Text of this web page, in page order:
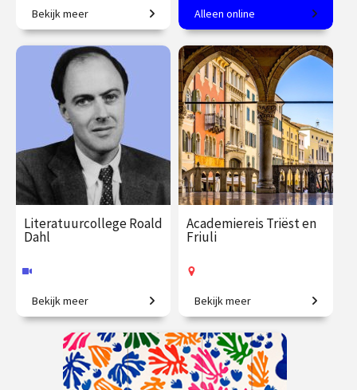
Een eeuwenoude satire.
€ 35.00
vanaf 20
sep.
Online
Bekijk meer
Martijn Pieters over
kunstenaar Fouquet en zijn
mecenas Chevalier.
€ 35.00
vanaf 6
okt.
Online
Alleen online
Literatuurcollege Roald
Dahl
Gruwelijke rijmen,
buitengewone verhalen en
eigenzinnige helden.
€ 35.00
vanaf 17
okt.
Bekijk meer
Academiereis Triëst en
Friuli
6-daagse reis o.l.v. Frederike
Upmeijer, Liesje Schreuders
en Patricia Huisman
€ 2625.00
vanaf 25
okt.
Bekijk meer